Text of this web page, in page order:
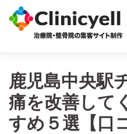
content
鹿児島中央駅
痛を改善して
すめ５選【口